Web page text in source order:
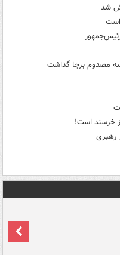
شد
است
خرسند است!
رهبری